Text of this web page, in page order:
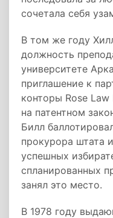
сочетала себя
В том же году
должность
университете
приглашение к
конторы Rose
на патентном
Билл
прокурора штата
успешных
спланированных
занял это место.
В 1978 году